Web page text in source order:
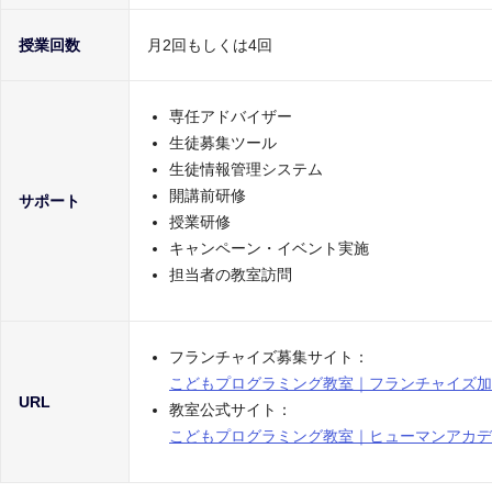
授業回数 月2回もしくは4回
サポート
専任アドバイザー
生徒募集ツール
生徒情報管理システム
開講前研修
授業研修
キャンペーン・イベント実施
担当者の教室訪問
URL
フランチャイズ募集サイト：
こどもプログラミング教室｜フランチャイズ
教室公式サイト：
こどもプログラミング教室｜ヒューマンアカ